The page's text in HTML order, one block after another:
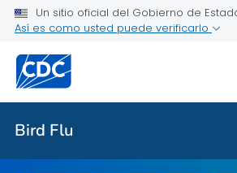
Un sitio oficial del Gobierno de
Así es como usted puede verificarlo
Bird Flu
Signos y síntomas
Temas relacionados
Bird Flu